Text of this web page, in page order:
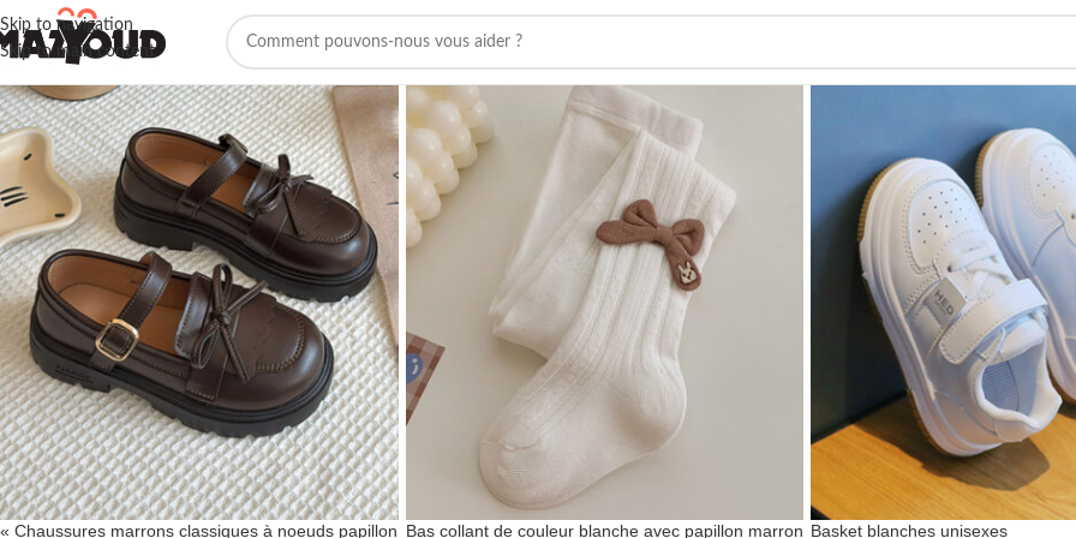
Skip to navigation
Skip to main content
« Chaussures marrons classiques à noeuds papillon Bas collant de couleur blanche avec papillon marron Basket blanches unisexes